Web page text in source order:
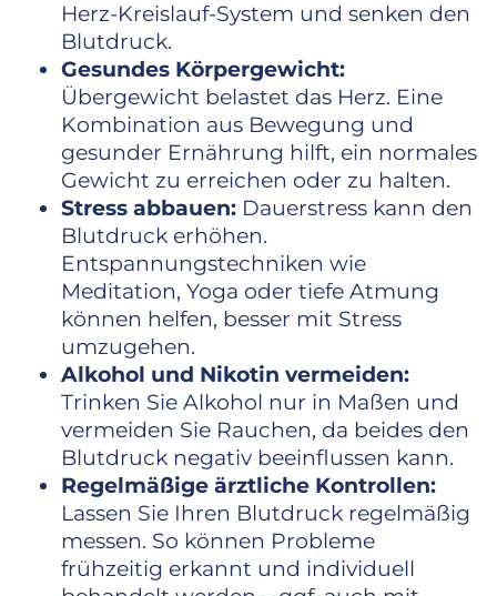
Herz-Kreislauf-System und senken den
Blutdruck.
Gesundes Körpergewicht:
Übergewicht belastet das Herz. Eine
Kombination aus Bewegung und
gesunder Ernährung hilft, ein normales
Gewicht zu erreichen oder zu halten.
Stress abbauen: Dauerstress kann den
Blutdruck erhöhen.
Entspannungstechniken wie
Meditation, Yoga oder tiefe Atmung
können helfen, besser mit Stress
umzugehen.
Alkohol und Nikotin vermeiden:
Trinken Sie Alkohol nur in Maßen und
vermeiden Sie Rauchen, da beides den
Blutdruck negativ beeinflussen kann.
Regelmäßige ärztliche Kontrollen:
Lassen Sie Ihren Blutdruck regelmäßig
messen. So können Probleme
frühzeitig erkannt und individuell